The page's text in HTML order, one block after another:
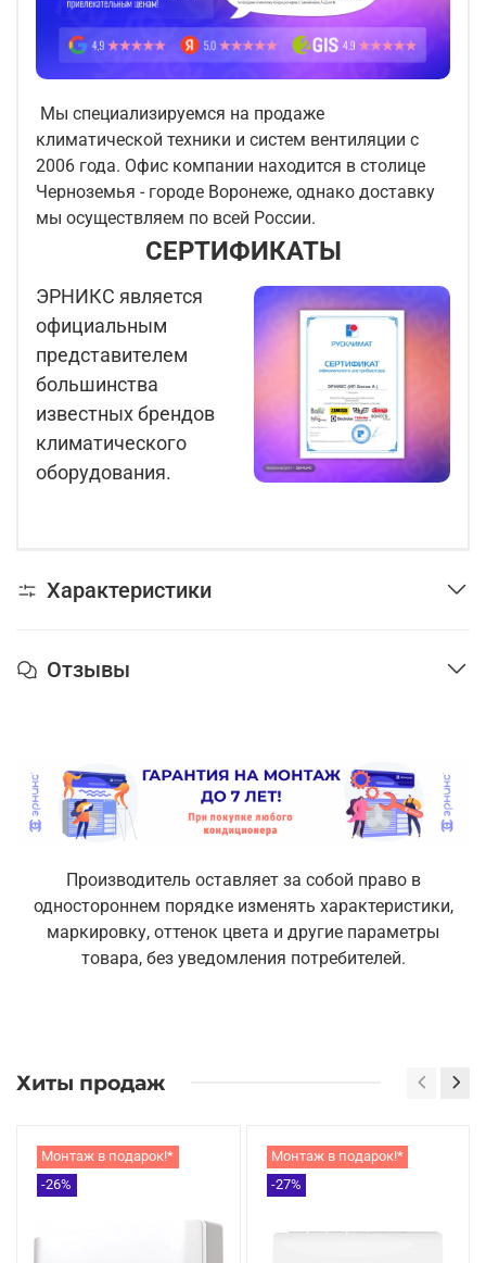
Мы специализируемся на продаже
климатической техники и систем вентиляции с
2006 года. Офис компании находится в столице
Черноземья - городе Воронеже, однако доставку
мы осуществляем по всей России.
СЕРТИФИКАТЫ
ЭРНИКС является
официальным
представителем
большинства
известных брендов
климатического
оборудования.
Характеристики
Отзывы
Производитель оставляет за собой право в
одностороннем порядке изменять характеристики,
маркировку, оттенок цвета и другие параметры
товара, без уведомления потребителей.
Хиты продаж
Монтаж в подарок!*
-26%
Монтаж в подарок!*
-27%